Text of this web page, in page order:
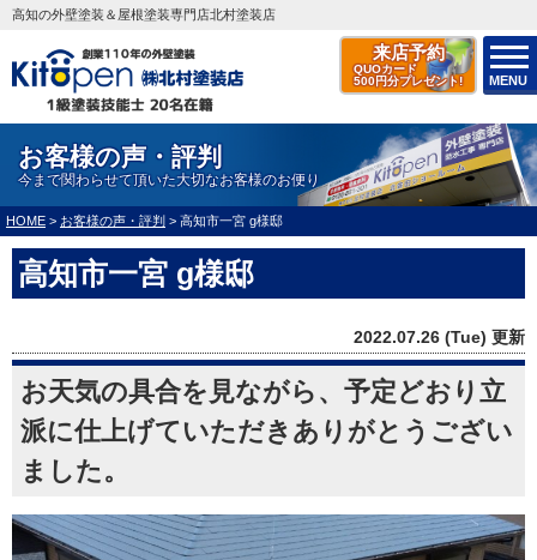
来店予約
QUOカード
500円分プレゼント!
MENU
高知の外壁塗装＆屋根塗装専門店北村塗装店
お客様の声・評判
今まで関わらせて頂いた大切なお客様のお便り
HOME > お客様の声・評判 > 高知市一宮 g様邸
高知市一宮 g様邸
2022.07.26 (Tue) 更新
お天気の具合を見ながら、予定どおり立
派に仕上げていただきありがとうござい
ました。